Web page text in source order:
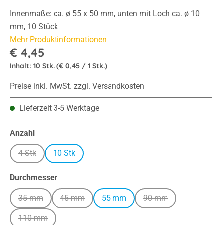
Innenmaße: ca. ø 55 x 50 mm, unten mit Loch ca. ø 10
mm, 10 Stück
Mehr Produktinformationen
€ 4,45
Inhalt: 10 Stk. (€ 0,45 / 1 Stk.)
Preise inkl. MwSt. zzgl. Versandkosten
Lieferzeit 3-5 Werktage
Anzahlauswählen
4 Stk(Diese Option ist zurzeit nicht verfügbar.)
10 Stk
Durchmesserauswählen
35 mm(Diese Option ist zurzeit nicht verfügbar.)
45 mm(Diese Option ist zurzeit nicht verfügbar.)
55 mm 90 mm(Diese Option ist
110 mm(Diese Option ist zurzeit nicht verfügbar.)